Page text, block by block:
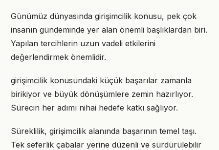
Günümüz dünyasında girişimcilik konusu, pek çok
insanın gündeminde yer alan önemli başlıklardan biri.
Yapılan tercihlerin uzun vadeli etkilerini
değerlendirmek önemlidir.
girişimcilik konusundaki küçük başarılar zamanla
birikiyor ve büyük dönüşümlere zemin hazırlıyor.
Sürecin her adımı nihai hedefe katkı sağlıyor.
Süreklilik, girişimcilik alanında başarının temel taşı.
Tek seferlik çabalar yerine düzenli ve sürdürülebilir